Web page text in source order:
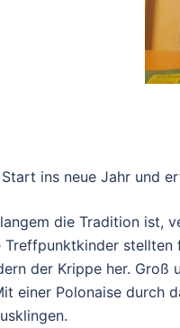
ins neue Jahr und
die Tradition ist,
Treffpunktkinder
der Krippe her. Groß
einer Polonaise durch